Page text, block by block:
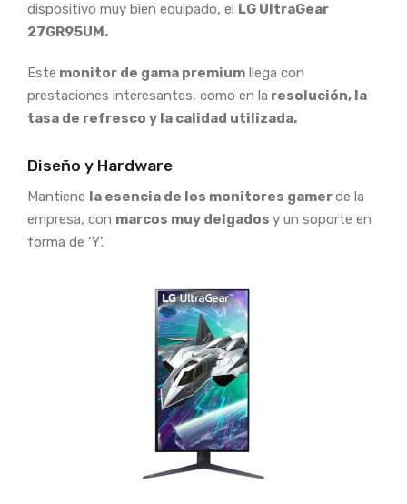
dispositivo muy bien equipado, el LG UltraGear
27GR95UM.
Este monitor de gama premium llega con
prestaciones interesantes, como en la resolución, la
tasa de refresco y la calidad utilizada.
Diseño y Hardware
Mantiene la esencia de los monitores gamerde la
empresa, con marcos muy delgados y un soporte en
forma de ‘Y’.